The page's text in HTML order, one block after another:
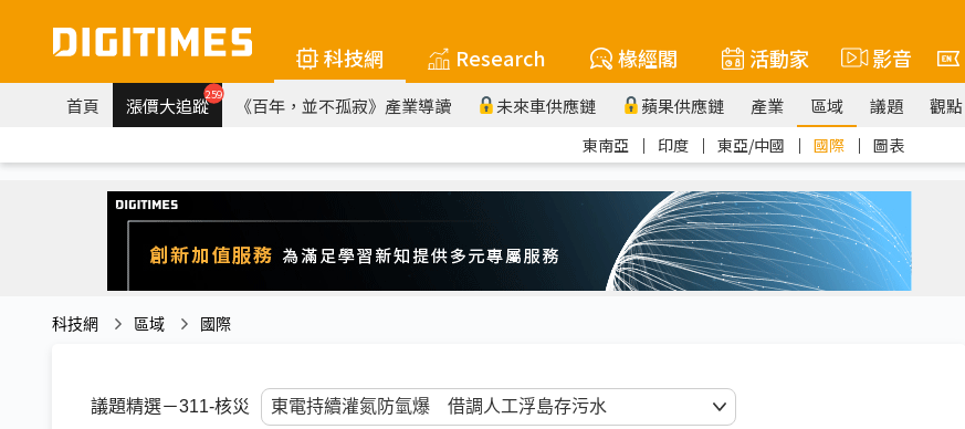
科技網 Research 椽經閣 活動家 影音
首頁 漲價大追蹤259 《百年，並不孤寂》產業導讀 未來車供應鏈 蘋果供應鏈 產業 區域 議題 觀點
東南亞 ｜ 印度 ｜ 東亞/中國 ｜ 國際 ｜ 圖表
科技網 區域 國際
議題精選－311-核災